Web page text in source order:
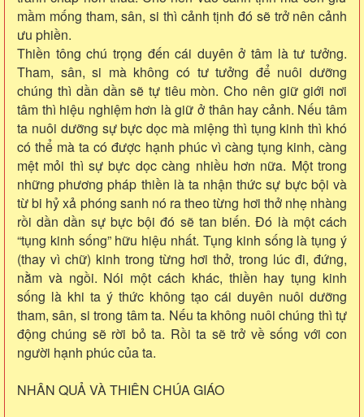
mầm mống tham, sân, si thì cảnh tịnh đó sẽ trở nên cảnh
ưu phiền.
Thiền tông chú trọng đến cái duyên ở tâm là tư tưởng.
Tham, sân, si mà không có tư tưởng để nuôi dưỡng
chúng thì dần dần sẽ tự tiêu mòn. Cho nên giữ giới nơi
tâm thì hiệu nghiệm hơn là giữ ở thân hay cảnh. Nếu tâm
ta nuôi dưỡng sự bực dọc mà miệng thì tụng kinh thì khó
có thể mà ta có được hạnh phúc vì càng tụng kinh, càng
mệt mỏi thì sự bực dọc càng nhiều hơn nữa. Một trong
những phương pháp thiền là ta nhận thức sự bực bội và
từ bi hỷ xả phóng sanh nó ra theo từng hơi thở nhẹ nhàng
rồi dần dần sự bực bội đó sẽ tan biến. Đó là một cách
“tụng kinh sống” hữu hiệu nhất. Tụng kinh sống là tụng ý
(thay vì chữ) kinh trong từng hơi thở, trong lúc đi, đứng,
nằm và ngồi. Nói một cách khác, thiền hay tụng kinh
sống là khi ta ý thức không tạo cái duyên nuôi dưỡng
tham, sân, si trong tâm ta. Nếu ta không nuôi chúng thì tự
động chúng sẽ rời bỏ ta. Rồi ta sẽ trở về sống với con
người hạnh phúc của ta.
NHÂN QUẢ VÀ THIÊN CHÚA GIÁO